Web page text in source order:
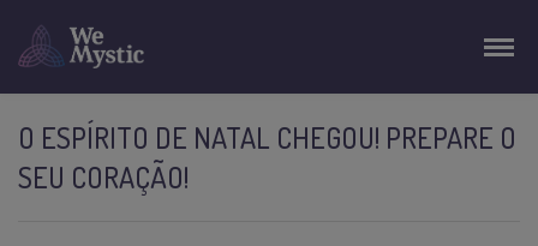
O ESPÍRITO DE NATAL CHEGOU! PREPARE O
SEU CORAÇÃO!